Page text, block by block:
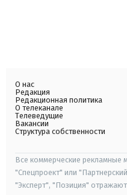
О нас
Редакция
Редакционная политика
О телеканале
Телеведущие
Вакансии
Структура собственности
Все коммерческие рекламные
"Спецпроект" или
"Эксперт", "Позиция"